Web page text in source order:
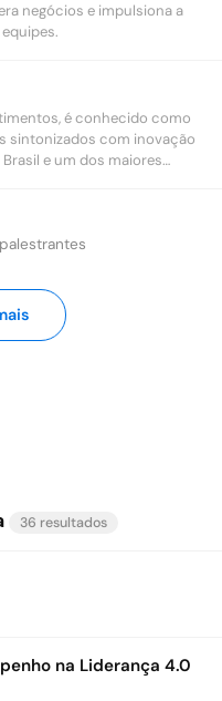
negócios e impulsiona a
é conhecido como
sintonizados com inovação
e um dos maiores
palestrantes
36 resultados
na Liderança 4.0